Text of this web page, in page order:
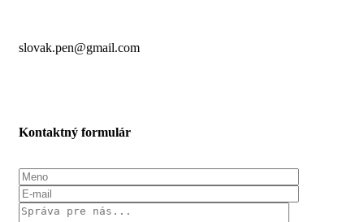
slovak.pen@gmail.com
Kontaktný formulár